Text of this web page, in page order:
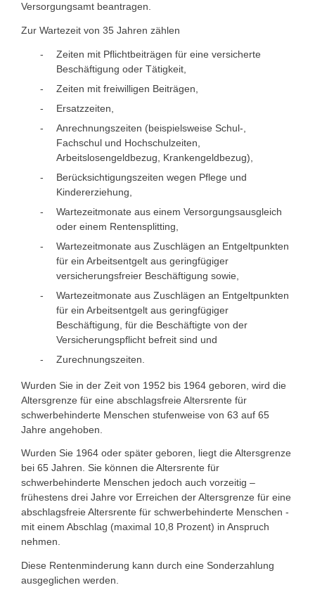
Versorgungsamt beantragen.
Zur Wartezeit von 35 Jahren zählen
Zeiten mit Pflichtbeiträgen für eine versicherte
Beschäftigung oder Tätigkeit,
Zeiten mit freiwilligen Beiträgen,
Ersatzzeiten,
Anrechnungszeiten (beispielsweise Schul-,
Fachschul und Hochschulzeiten,
Arbeitslosengeldbezug, Krankengeldbezug),
Berücksichtigungszeiten wegen Pflege und
Kindererziehung,
Wartezeitmonate aus einem Versorgungsausgleich
oder einem Rentensplitting,
Wartezeitmonate aus Zuschlägen an Entgeltpunkten
für ein Arbeitsentgelt aus geringfügiger
versicherungsfreier Beschäftigung sowie,
Wartezeitmonate aus Zuschlägen an Entgeltpunkten
für ein Arbeitsentgelt aus geringfügiger
Beschäftigung, für die Beschäftigte von der
Versicherungspflicht befreit sind und
Zurechnungszeiten.
Wurden Sie in der Zeit von 1952 bis 1964 geboren, wird die
Altersgrenze für eine abschlagsfreie Altersrente für
schwerbehinderte Menschen stufenweise von 63 auf 65
Jahre angehoben.
Wurden Sie 1964 oder später geboren, liegt die Altersgrenze
bei 65 Jahren. Sie können die Altersrente für
schwerbehinderte Menschen jedoch auch vorzeitig –
frühestens drei Jahre vor Erreichen der Altersgrenze für eine
abschlagsfreie Altersrente für schwerbehinderte Menschen -
mit einem Abschlag (maximal 10,8 Prozent) in Anspruch
nehmen.
Diese Rentenminderung kann durch eine Sonderzahlung
ausgeglichen werden.